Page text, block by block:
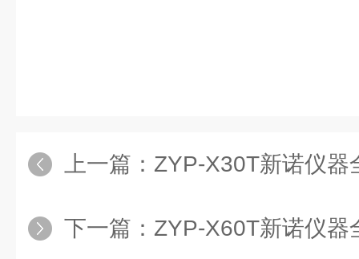
上一篇： ZYP-X30T新诺仪器全自动
下一篇： ZYP-X60T新诺仪器全自动